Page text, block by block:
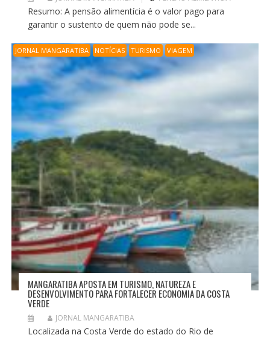
Resumo: A pensão alimentícia é o valor pago para
garantir o sustento de quem não pode se...
JORNAL MANGARATIBA NOTÍCIAS TURISMO VIAGEM
MANGARATIBA APOSTA EM TURISMO, NATUREZA E
DESENVOLVIMENTO PARA FORTALECER ECONOMIA DA COSTA
VERDE
JORNAL MANGARATIBA
Localizada na Costa Verde do estado do Rio de